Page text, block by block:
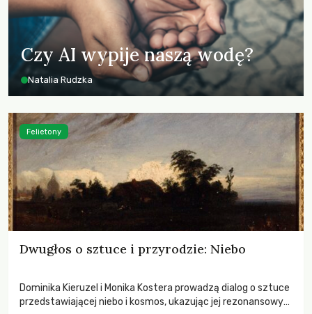
Czy AI wypije naszą wodę?
Natalia Rudzka
Dwugłos o sztuce i przyrodzie: Niebo
Dominika Kieruzel i Monika Kostera prowadzą dialog o sztuce
przedstawiającej niebo i kosmos, ukazując jej rezonansowy
Felietony